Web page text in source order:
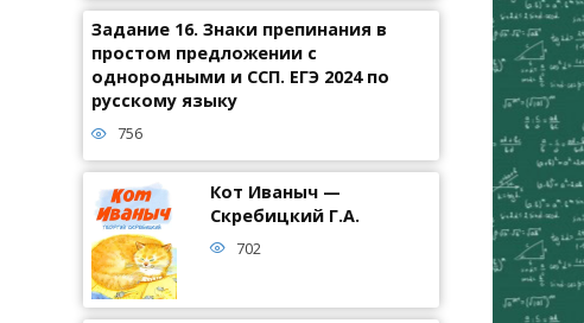
Задание 16. Знаки препинания в
простом предложении с
однородными и ССП. ЕГЭ 2024 по
русскому языку
756
Кот Иваныч —
Скребицкий Г.А.
702